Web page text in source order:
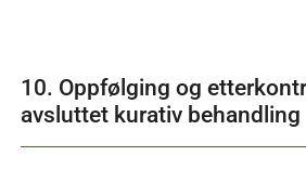
10. Oppfølging og
avsluttet kurativ behandling